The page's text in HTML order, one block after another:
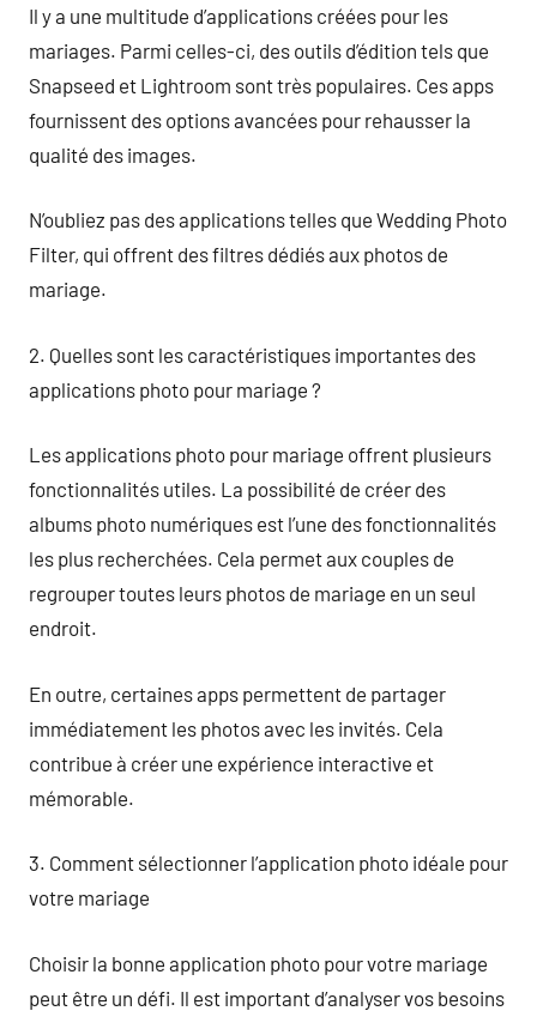
Il y a une multitude d’applications créées pour les
mariages. Parmi celles-ci, des outils d’édition tels que
Snapseed et Lightroom sont très populaires. Ces apps
fournissent des options avancées pour rehausser la
qualité des images.
N’oubliez pas des applications telles que Wedding Photo
Filter, qui offrent des filtres dédiés aux photos de
mariage.
2. Quelles sont les caractéristiques importantes des
applications photo pour mariage ?
Les applications photo pour mariage offrent plusieurs
fonctionnalités utiles. La possibilité de créer des
albums photo numériques est l’une des fonctionnalités
les plus recherchées. Cela permet aux couples de
regrouper toutes leurs photos de mariage en un seul
endroit.
En outre, certaines apps permettent de partager
immédiatement les photos avec les invités. Cela
contribue à créer une expérience interactive et
mémorable.
3. Comment sélectionner l’application photo idéale pour
votre mariage
Choisir la bonne application photo pour votre mariage
peut être un défi. Il est important d’analyser vos besoins